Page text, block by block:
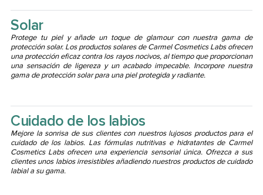
Solar
Protege tu piel y añade un toque de glamour con nuestra gama de
protección solar. Los productos solares de Carmel Cosmetics Labs ofrecen
una protección eficaz contra los rayos nocivos, al tiempo que proporcionan
una sensación de ligereza y un acabado impecable. Incorpore nuestra
gama de protección solar para una piel protegida y radiante.
Cuidado de los labios
Mejore la sonrisa de sus clientes con nuestros lujosos productos para el
cuidado de los labios. Las fórmulas nutritivas e hidratantes de Carmel
Cosmetics Labs ofrecen una experiencia sensorial única. Ofrezca a sus
clientes unos labios irresistibles añadiendo nuestros productos de cuidado
labial a su gama.